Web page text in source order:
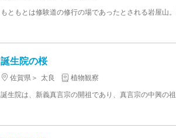
誕生院の桜
佐賀県 太良
植物観察